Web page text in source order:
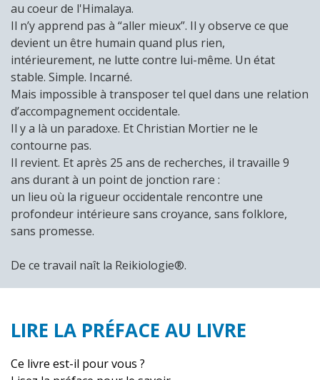
au coeur de l'Himalaya.
Il n’y apprend pas à “aller mieux”. Il y observe ce que
devient un être humain quand plus rien,
intérieurement, ne lutte contre lui-même. Un état
stable. Simple. Incarné.
Mais impossible à transposer tel quel dans une relation
d’accompagnement occidentale.
Il y a là un paradoxe. Et Christian Mortier ne le
contourne pas.
Il revient. Et après 25 ans de recherches, il travaille 9
ans durant à un point de jonction rare :
un lieu où la rigueur occidentale rencontre une
profondeur intérieure sans croyance, sans folklore,
sans promesse.
De ce travail naît la Reikiologie®.
LIRE LA PRÉFACE AU LIVRE
Ce livre est-il pour vous ?